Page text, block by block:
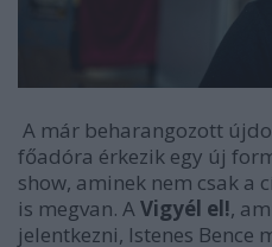
A már beharangozott
főadóra érkezik egy új
show, aminek nem csak a
is megvan. AVigyél el!,
jelentkezni, Istenes Bence